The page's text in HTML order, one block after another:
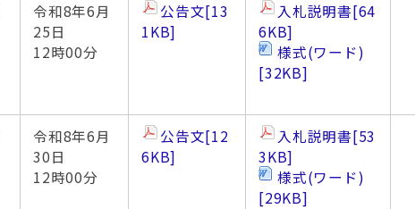
令和8年6月
25日
12時00分
公告文[13
1KB]
入札説明書[64
6KB]
様式(ワード)
[32KB]
令和8年6月
30日
12時00分
公告文[12
6KB]
入札説明書[53
3KB]
様式(ワード)
[29KB]